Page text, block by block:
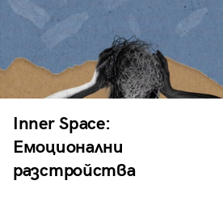
Inner Space:
Емоционални
разстройства